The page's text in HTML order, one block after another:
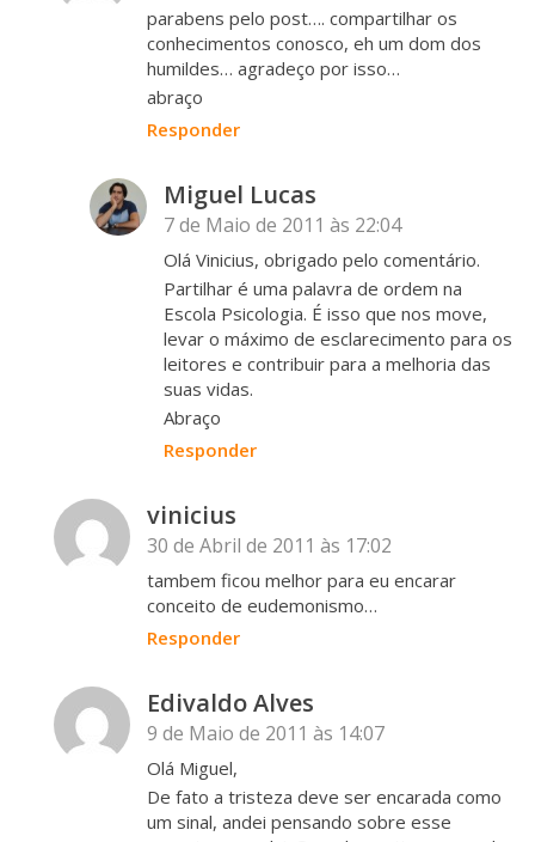
parabens pelo post…. compartilhar os
conhecimentos conosco, eh um dom dos
humildes… agradeço por isso…
abraço
Responder
Miguel Lucas
7 de Maio de 2011 às 22:04
Olá Vinicius, obrigado pelo comentário.
Partilhar é uma palavra de ordem na
Escola Psicologia. É isso que nos move,
levar o máximo de esclarecimento para os
leitores e contribuir para a melhoria das
suas vidas.
Abraço
Responder
vinicius
30 de Abril de 2011 às 17:02
tambem ficou melhor para eu encarar
conceito de eudemonismo…
Responder
Edivaldo Alves
9 de Maio de 2011 às 14:07
Olá Miguel,
De fato a tristeza deve ser encarada como
um sinal, andei pensando sobre esse